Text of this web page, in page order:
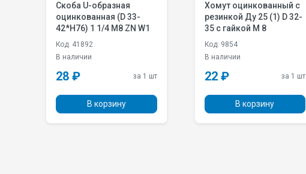
Скоба U-образная
оцинкованная (D 33-
42*H76) 1 1/4 M8 ZN W1
Код: 41892
В наличии
28 ₽ за 1 шт
В корзину
Хомут оцинкованный с
резинкой Ду 25 (1) D 32-
35 с гайкой M 8
Код: 9854
В наличии
22 ₽ за 1 шт
В корзину